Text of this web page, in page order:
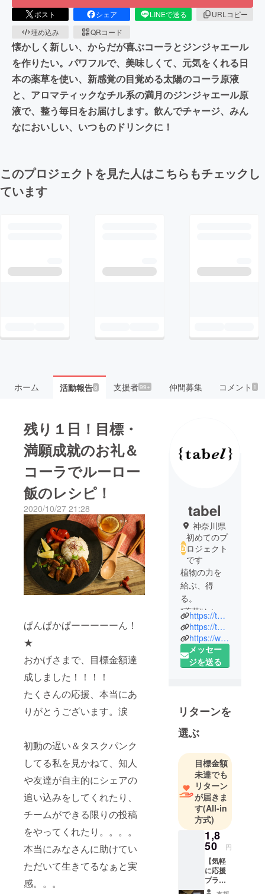
ポスト シェア LINEで送る
URLコピー
埋め込み
QRコード
懐かしく新しい、からだが喜ぶコーラとジンジャエール
を作りたい。パワフルで、美味しくて、元気をくれる日
本の薬草を使い、新感覚の目覚める太陽のコーラ原液
と、アロマティックなチル系の満月のジンジャエール原
液で、整う毎日をお届けします。飲んでチャージ、みん
なにおいしい、いつものドリンクに！
このプロジェクトを見た人はこちらもチェックし
ています
ホーム 活動報告8 支援者99+ 仲間募集 コメント 1
残り１日！目標・
満願成就のお礼＆
コーラでルーロー
飯のレシピ！
2020/10/27 21:28
ぱんぱかぱーーーーーん！
★
おかげさまで、目標金額達
成しました！！！！
たくさんの応援、本当にあ
りがとうございます。涙
初動の遅い＆タスクパンク
してる私を見かねて、知人
や友達が自主的にシェアの
追い込みをしてくれたり、
チームができる限りの投稿
をやってくれたり。。。。
本当にみなさんに助けてい
ただいて生きてるなぁと実
感。。。
tabel
神奈川県
初めてのプ
ロジェクト
です
植物の力を
給ぶ、得
る。
”薬草”という
在来種の
ハーブを
使った伝統
茶やグロー
みをお届け
していま
す。北海道
から沖縄ま
でリサーチ
を行ない、
古来の知恵
と滋味を集
めて。ノン
カフェイ
ン、農薬・
化学肥料不
使用栽培や
天然ものの
https://tab-el.com/
https://tab-el.net/
https://www.think-norm.jp/
メッセー
ジを送る
リターンを
選ぶ
目標金額
未達でも
リターン
が届きま
す(All-in
方式)
1,8
50 円
【気軽
に応援
プラ
ン！選